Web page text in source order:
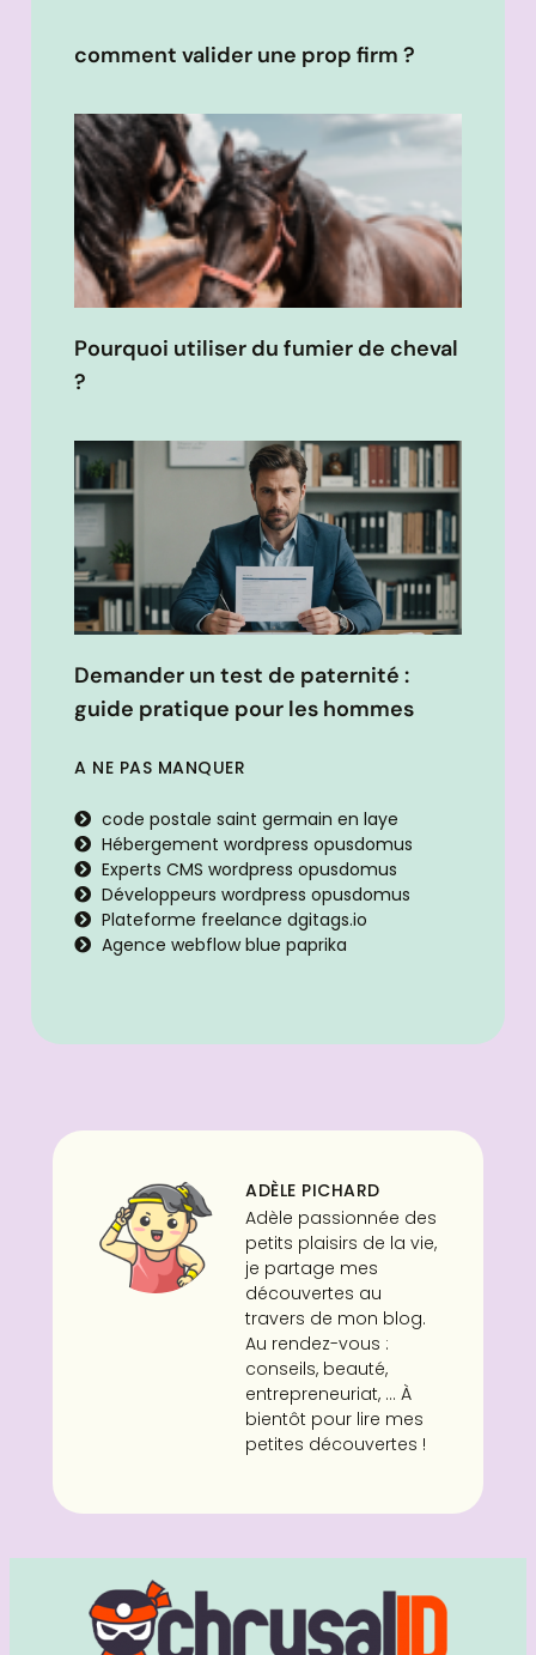
comment valider une prop firm ?
Pourquoi utiliser du fumier de cheval
?
Demander un test de paternité :
guide pratique pour les hommes
A NE PAS MANQUER
code postale saint germain en laye
Hébergement wordpress opusdomus
Experts CMS wordpress opusdomus
Développeurs wordpress opusdomus
Plateforme freelance dgitags.io
Agence webflow blue paprika
ADÈLE PICHARD
Adèle passionnée des
petits plaisirs de la vie,
je partage mes
découvertes au
travers de mon blog.
Au rendez-vous :
conseils, beauté,
entrepreneuriat, ... À
bientôt pour lire mes
petites découvertes !